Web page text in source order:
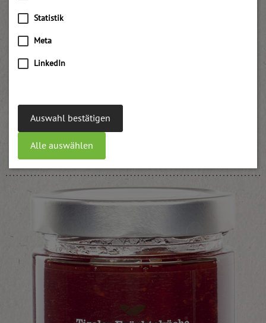
Statistik
Meta
LinkedIn
Auswahl bestätigen
Alle auswählen
weitere Informationen